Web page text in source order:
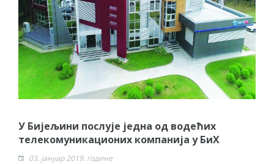
У Бијељини послује једна од водећих
телекомуникационих компанија у БиХ
03. јануар 2019. године